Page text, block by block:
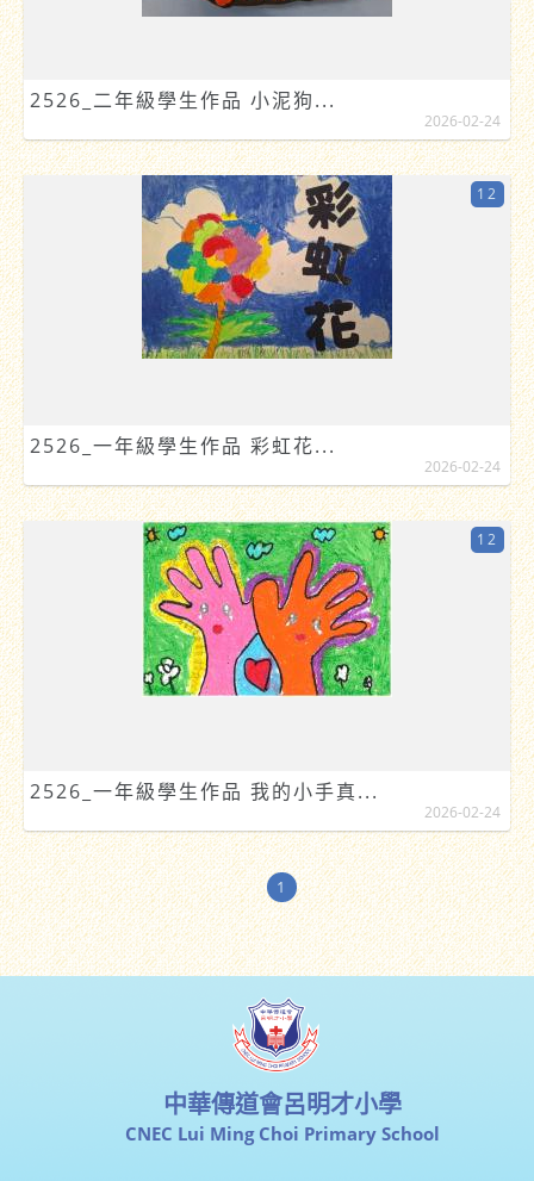
2526_二年級學生作品 小泥狗...
2026-02-24
2526_一年級學生作品 彩虹花...
12
2026-02-24
2526_一年級學生作品 我的小手真...
12
2026-02-24
1
中華傳道會呂明才小學
CNEC Lui Ming Choi Primary School